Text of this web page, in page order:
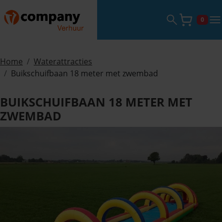
Zoekveld0
Home
Waterattracties
Buikschuifbaan 18 meter met zwembad
BUIKSCHUIFBAAN 18 METER MET
ZWEMBAD